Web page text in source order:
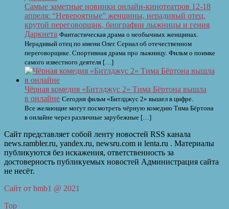
Самые заметные новинки онлайн-кинотеатров 12-18
апреля: “Невероятные” женщины, нерадивый отец,
крутой переговорщик, биографии лыжницы и гения
Даркнета Фантастическая драма о необычных женщинах.
Нерадивый отец по имени Олег. Сериал об отечественном
переговорщике. Спортивная драма про лыжницу. Фильм о поимке
самого известного деятеля […]
Чёрная комедия «Битлджус 2» Тима Бёртона вышла
в онлайне Сегодня фильм «Битлджус 2» вышел в цифре.
Все желающие могут посмотреть чёрную комедию Тима Бёртона
в онлайне через различные зарубежные […]
Сайт представляет собой ленту новостей RSS канала
news.rambler.ru, yandex.ru, newsru.com и lenta.ru . Материалы
публикуются без искажения, ответственность за
достоверность публикуемых новостей Администрация сайта
не несёт.
Сайт от bmb1 @ 2021
Top